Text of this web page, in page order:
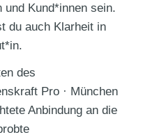
und Kund*innen sein.
du auch Klarheit in
des
Pro · München
Anbindung an die